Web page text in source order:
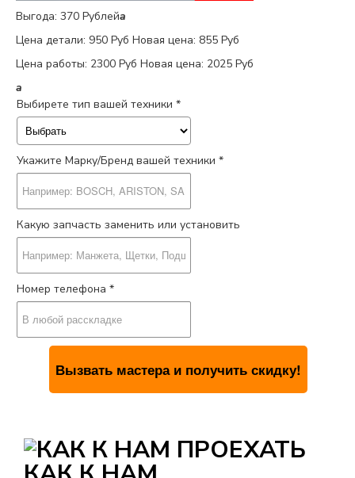
Выгода: 370 Рублейa
Цена детали: 950 Руб Новая цена: 855 Руб
Цена работы: 2300 Руб Новая цена: 2025 Руб
a
Выбирете тип вашей техники *
Укажите Марку/Бренд вашей техники *
Какую запчасть заменить или установить
Номер телефона *